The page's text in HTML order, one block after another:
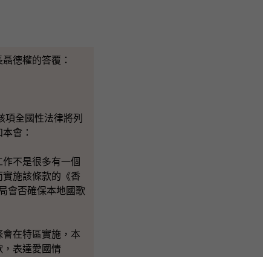
德權的答覆：
全國性法律將列
會：
不是很多有一個
施該條款的《香
會否確保本地國歌
會在特區實施，本
，表達愛國情